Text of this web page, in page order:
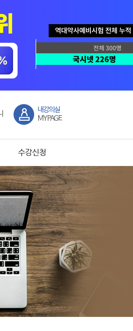
내강의실
MYPAGE
수강신청